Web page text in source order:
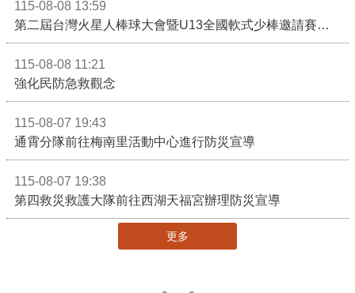
115-08-08 13:59
第二屆台灣火星人棒球大會暨U13全國軟式少棒邀請賽在苗栗舉辦
115-08-08 11:21
強化民防急救觀念
115-08-07 19:43
通霄分隊前往梅南里活動中心進行防災宣導
115-08-07 19:38
第四救災救護大隊前往西湖天福宮辦理防災宣導
更多